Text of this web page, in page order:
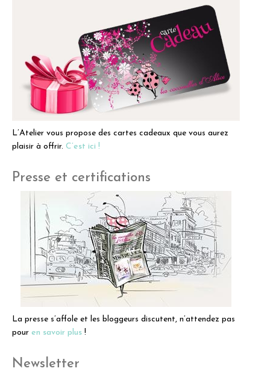
L’Atelier vous propose des cartes cadeaux que vous aurez
plaisir à offrir. C’est ici !
Presse et certifications
La presse s’affole et les bloggeurs discutent, n’attendez pas
pour en savoir plus !
Newsletter